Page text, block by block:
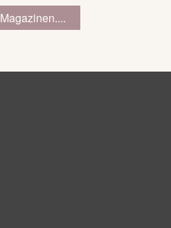
Magazinen....